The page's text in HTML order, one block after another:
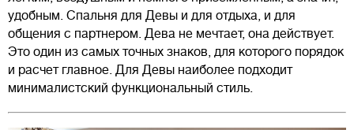
удобным. Спальня для Девы и для отдыха, и для
общения с партнером. Дева не мечтает, она действует.
Это один из самых точных знаков, для которого порядок
и расчет главное. Для Девы наиболее подходит
минималистский функциональный стиль.